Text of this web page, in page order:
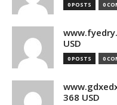
0 POSTS 0
USD
0 POSTS 0
368 USD